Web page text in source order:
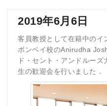
2019年6月6日
客員教授として在籍中のイ
ボンベイ校のAnirudha
ド・セント・アンドルー
生の歓迎会を行いました．